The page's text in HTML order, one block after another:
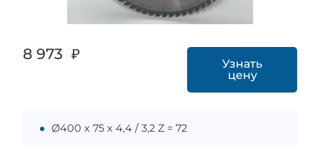
8 973 ₽
Узнать
цену
Ø400 х 75 х 4,4 / 3,2 Z = 72